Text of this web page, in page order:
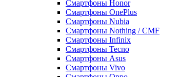
Смартфоны Honor
Смартфоны OnePlus
Смартфоны Nubia
Смартфоны Nothing / CMF
Смартфоны Infinix
Смартфоны Tecno
Смартфоны Asus
Смартфоны Vivo